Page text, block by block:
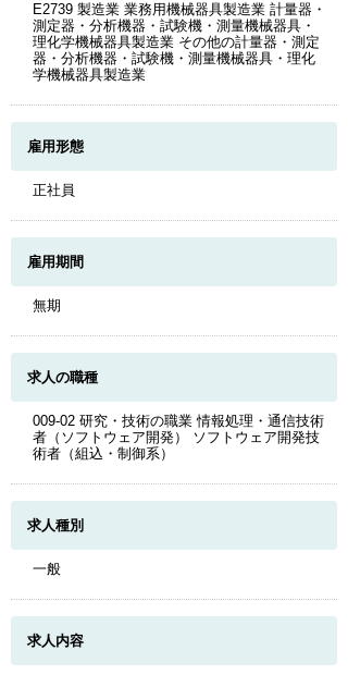
E2739 製造業 業務用機械器具製造業 計量器・
測定器・分析機器・試験機・測量機械器具・
理化学機械器具製造業 その他の計量器・測定
器・分析機器・試験機・測量機械器具・理化
学機械器具製造業
雇用形態
正社員
雇用期間
無期
求人の職種
009-02 研究・技術の職業 情報処理・通信技術
者（ソフトウェア開発） ソフトウェア開発技
術者（組込・制御系）
求人種別
一般
求人内容